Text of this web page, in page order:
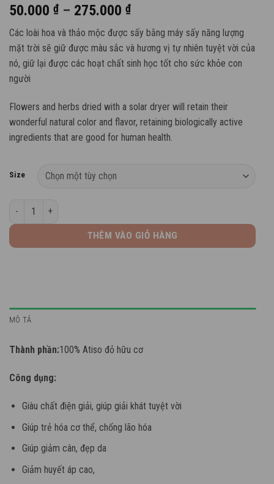
50.000 ₫ – 275.000 ₫Khoảng
giá:
từ
50.000 ₫
đến
Các loài hoa và thảo mộc được sấy bằng máy sấy năng lượng
mặt trời sẽ giữ được màu sắc và hương vị tự nhiên tuyệt vời của
nó, giữ lại được các hoạt chất sinh học tốt cho sức khỏe con
người
Flowers and herbs dried with a solar dryer will retain their
wonderful natural color and flavor, retaining biologically active
ingredients that are good for human health.
Size
Trà atiso đỏ - Hibiscus tea số lượng
THÊM VÀO GIỎ HÀNG
MÔ TẢ
Thành phần:100% Atiso đỏ hữu cơ
Công dụng:
Giàu chất điện giải, giúp giải khát tuyệt vời
Giúp trẻ hóa cơ thể, chống lão hóa
Giúp giảm cân, đẹp da
Giảm huyết áp cao,